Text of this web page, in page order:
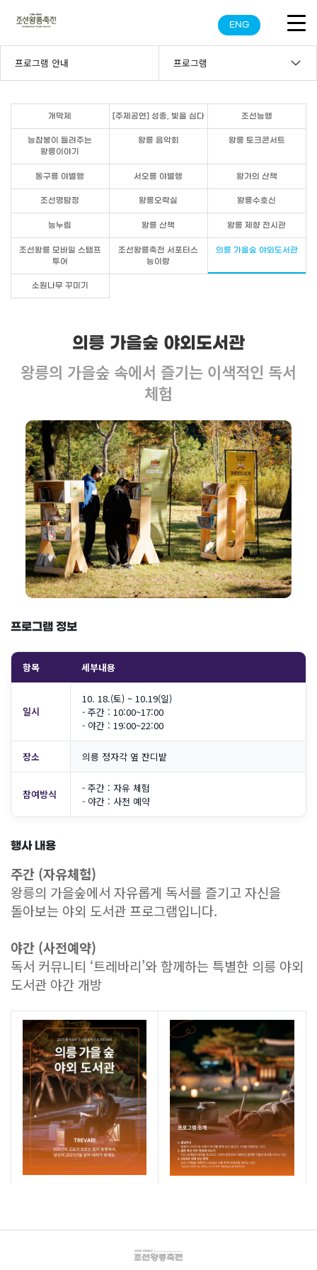
ENG
프로그램 안내 프로그램
개막제 [주제공연] 성종, 빛을 심다 조선능행
능참봉이 들려주는
왕릉이야기
왕릉 음악회 왕릉 토크콘서트
동구릉 야별행 서오릉 야별행 왕가의 산책
조선명탐정 왕릉오락실 왕릉수호신
능누림 왕릉 산책 왕릉 제향 전시관
조선왕릉 모바일 스탬프
투어
조선왕릉축전 서포터스
능이랑
의릉 가을숲 야외도서관
소원나무 꾸미기
의릉 가을숲 야외도서관
왕릉의 가을숲 속에서 즐기는 이색적인 독서
체험
프로그램 정보
항목 세부내용
일시
10. 18.(토) ~ 10.19(일)
- 주간 : 10:00~17:00
- 야간 : 19:00~22:00
장소 의릉 정자각 옆 잔디밭
참여방식
- 주간 : 자유 체험
- 야간 : 사전 예약
행사 내용
주간 (자유체험)
왕릉의 가을숲에서 자유롭게 독서를 즐기고 자신을
돌아보는 야외 도서관 프로그램입니다.
야간 (사전예약)
독서 커뮤니티 ‘트레바리’와 함께하는 특별한 의릉 야외
도서관 야간 개방